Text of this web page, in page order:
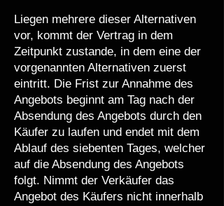
Liegen mehrere dieser Alternativen
vor, kommt der Vertrag in dem
Zeitpunkt zustande, in dem eine der
vorgenannten Alternativen zuerst
eintritt. Die Frist zur Annahme des
Angebots beginnt am Tag nach der
Absendung des Angebots durch den
Käufer zu laufen und endet mit dem
Ablauf des siebenten Tages, welcher
auf die Absendung des Angebots
folgt. Nimmt der Verkäufer das
Angebot des Käufers nicht innerhalb